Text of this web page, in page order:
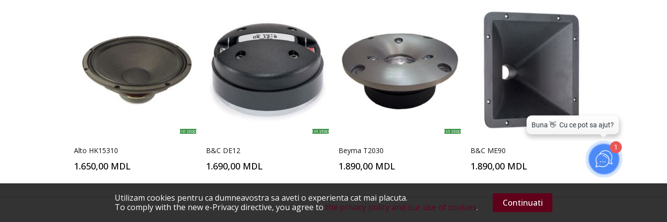
Utilizam cookies pentru ca dumneavostra sa aveti o experienta cat mai placuta.
To comply with the new e-Privacy directive, you agree to the privacy policy and our use of cookies. Continuati
in stoc
Alto HK15310
1.650,00 MDL
in stoc
B&C DE12
1.690,00 MDL
in stoc
Beyma T2030
1.890,00 MDL
B&C ME90
1.890,00 MDL
1